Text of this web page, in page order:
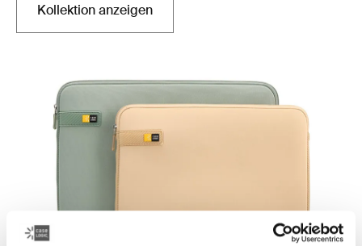
Kollektion anzeigen